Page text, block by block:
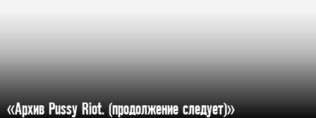
«Архив Pussy Riot. (продолжение следует)»